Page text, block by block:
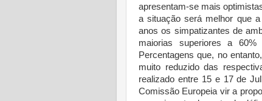
apresentam-se mais
a situação será melhor que
anos os simpatizantes de
maiorias superiores a
Percentagens que, no
muito reduzido das
realizado entre 15 e 17 de
Comissão Europeia vir a